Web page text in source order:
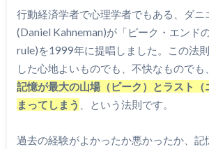
行動経済学者で心理学者でもある、ダニ
(Daniel Kahneman)が「ピーク・エンド
rule)を1999年に提唱しました。この法
した心地よいものでも、不快なもので
記憶が最大の山場（ピーク）とラスト（
まってしまう
、という法則です。
過去の経験がよかったか悪かったか、記